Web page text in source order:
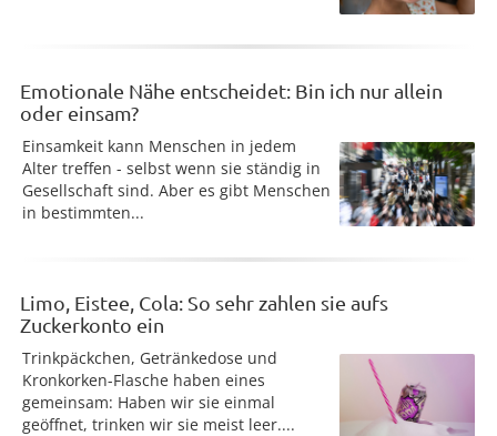
Emotionale Nähe entscheidet: Bin ich nur allein
oder einsam?
Einsamkeit kann Menschen in jedem
Alter treffen - selbst wenn sie ständig in
Gesellschaft sind. Aber es gibt Menschen
in bestimmten...
Limo, Eistee, Cola: So sehr zahlen sie aufs
Zuckerkonto ein
Trinkpäckchen, Getränkedose und
Kronkorken-Flasche haben eines
gemeinsam: Haben wir sie einmal
geöffnet, trinken wir sie meist leer....